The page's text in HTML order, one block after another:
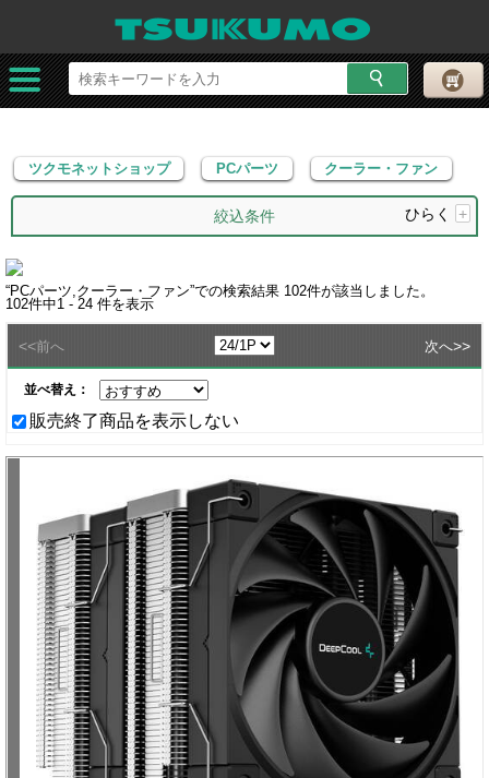
ツクモネットショップ PCパーツ クーラー・ファン
ツクモネットショップ PCパーツ クーラー・ファン
絞込条件 ひらく +
“PCパーツ,クーラー・ファン”での検索結果 102件が該当しました。
102件中1 - 24 件を表示
<<前へ 次へ>>
並べ替え：
販売終了商品を表示しない